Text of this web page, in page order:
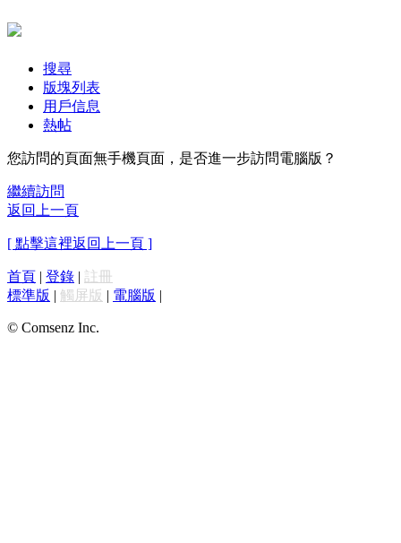
搜尋
版塊列表
用戶信息
熱帖
您訪問的頁面無手機頁面，是否進一步訪問電腦版？
繼續訪問
返回上一頁
[ 點擊這裡返回上一頁 ]
首頁 | 登錄 | 註冊
標準版 | 觸屏版 | 電腦版 |
© Comsenz Inc.